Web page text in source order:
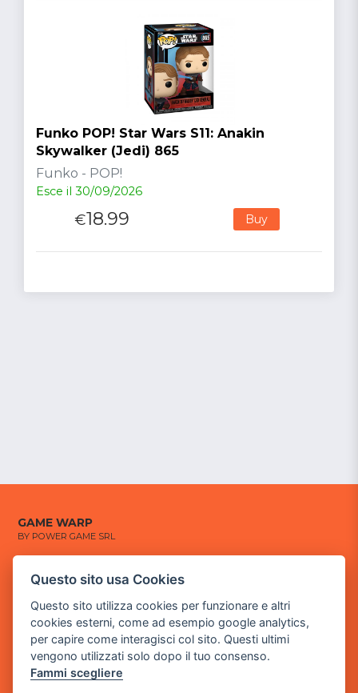
Funko POP! Star Wars S11: Anakin
Skywalker (Jedi) 865
Funko - POP!
Esce il 30/09/2026
€18.99 Buy
GAME WARP
BY POWER GAME SRL
Sede Legale
via Villaggio dei Platani, 3
- 25014 Castenedolo, Brescia
Sede Operativa
via Industriale, 2 - 25082 Botticino, BS
Partita iva 03308130982
Questo sito usa Cookies
Questo sito utilizza cookies per funzionare e altri
cookies esterni, come ad esempio google analytics,
per capire come interagisci col sito. Questi ultimi
vengono utilizzati solo dopo il tuo consenso.
Fammi scegliere